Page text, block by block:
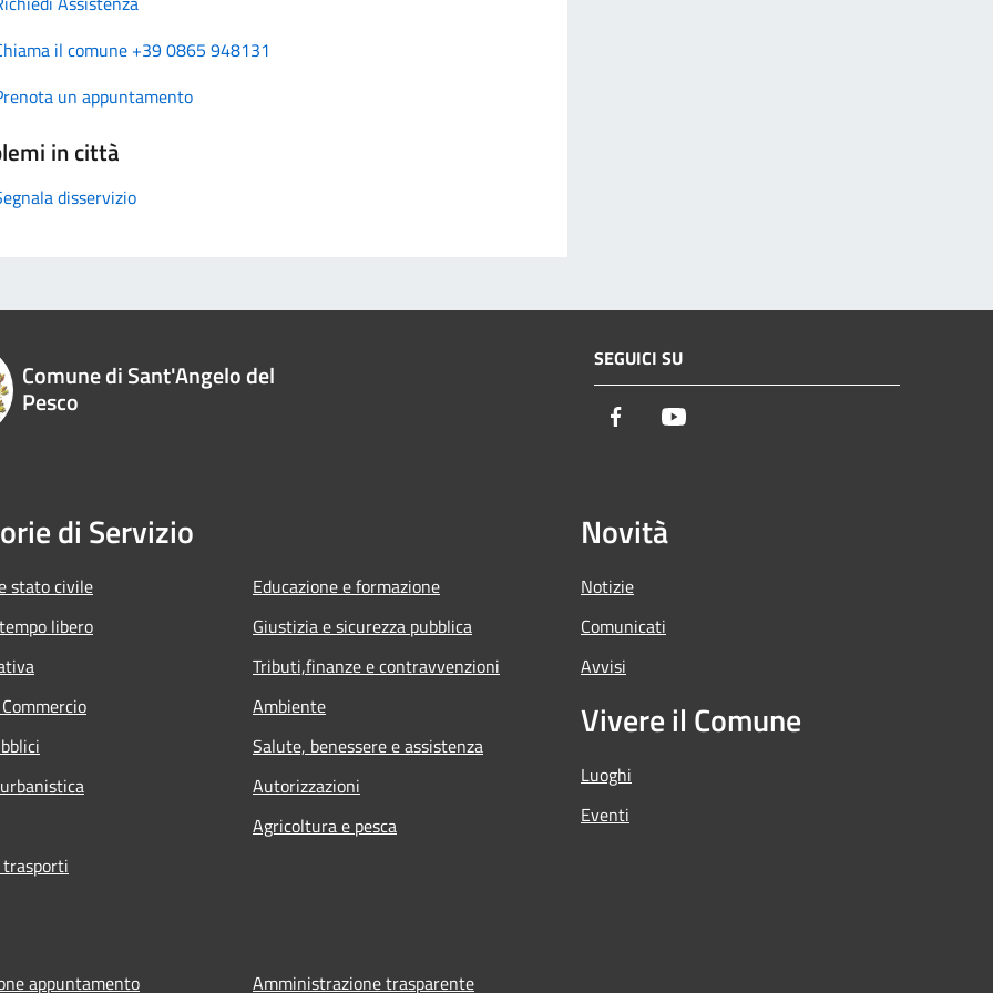
il comune +39 0865 948131
un appuntamento
in città
disservizio
Comune di Sant'Angelo del
Pesco
SEGUICI SU
Facebook
di Servizio
stato civile
libero
Educazione e formazione
Giustizia e sicurezza pubblica
Tributi,finanze e contravvenzioni
Ambiente
Salute, benessere e assistenza
Autorizzazioni
Agricoltura e pesca
Novità
Notizie
Comunicati
Avvisi
Vivere il Comune
Luoghi
Eventi
appuntamento Amministrazione trasparente